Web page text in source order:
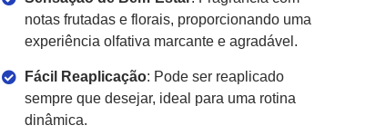
notas frutadas e florais, proporcionando uma
experiência olfativa marcante e agradável.
Fácil Reaplicação: Pode ser reaplicado
sempre que desejar, ideal para uma rotina
dinâmica.